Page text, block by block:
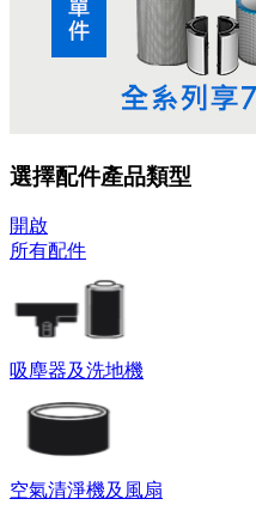
選擇配件產品類型
開啟
所有配件
吸塵器及洗地機
空氣清淨機及風扇